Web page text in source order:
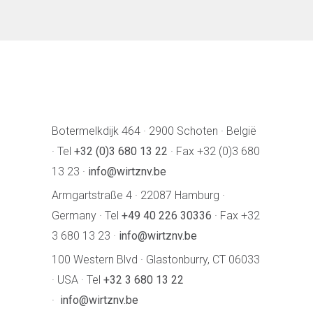
Botermelkdijk 464 · 2900 Schoten · België
· Tel +32 (0)3 680 13 22 · Fax +32 (0)3 680
13 23 · info@wirtznv.be
Armgartstraße 4 · 22087 Hamburg ·
Germany · Tel +49 40 226 30336 · Fax +32
3 680 13 23 · info@wirtznv.be
100 Western Blvd · Glastonburry, CT 06033
· USA · Tel +32 3 680 13 22
· info@wirtznv.be